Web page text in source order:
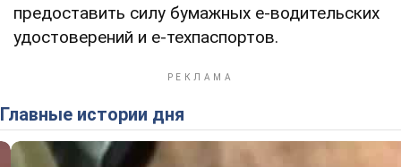
предоставить силу бумажных е-водительских
удостоверений и е-техпаспортов.
Главные истории дня